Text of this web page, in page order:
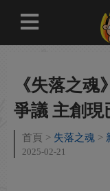
《失落之魂
爭議 主創現
首頁 失落之魂
2025-02-21